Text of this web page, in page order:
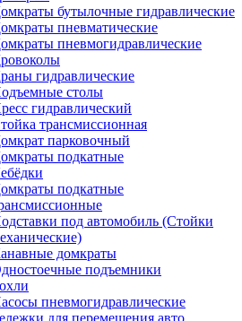
бутылочные гидравлические
пневматические
пневмогидравлические
гидравлические
столы
гидравлический
трансмиссионная
парковочный
подкатные
подкатные
под автомобиль (Стойки
домкраты
подъемники
пневмогидравлические
для перемещения авто